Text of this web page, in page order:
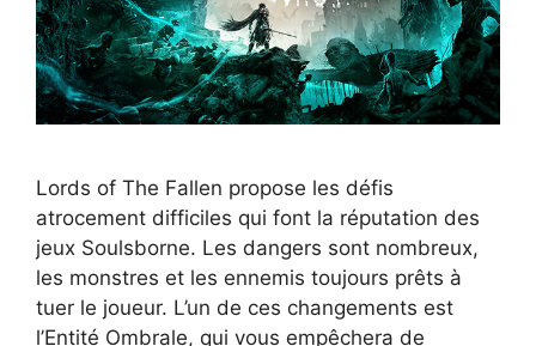
Lords of The Fallen propose les défis
atrocement difficiles qui font la réputation des
jeux Soulsborne. Les dangers sont nombreux,
les monstres et les ennemis toujours prêts à
tuer le joueur. L’un de ces changements est
l’Entité Ombrale, qui vous empêchera de